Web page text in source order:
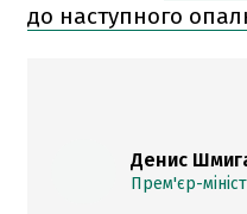
до наступного
Денис
Прем'єр-